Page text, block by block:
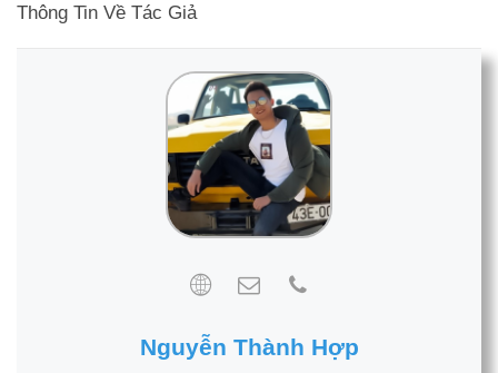
Thông Tin Về Tác Giả
Nguyễn Thành Hợp